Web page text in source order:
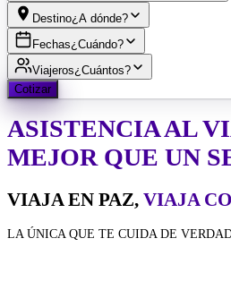
Destino¿A dónde?
Fechas¿Cuándo?
Viajeros¿Cuántos?
Cotizar
ASISTENCIA AL
MEJOR QUE UN
VIAJA EN PAZ, VIAJA
LA ÚNICA QUE TE CUIDA DE